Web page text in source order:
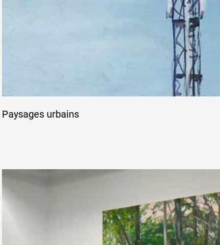
Paysages urbains